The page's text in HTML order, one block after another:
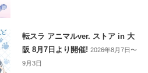
転スラ アニマルver. ストア in 大
阪 8月7日より開催!2026年8月7日〜
9月3日